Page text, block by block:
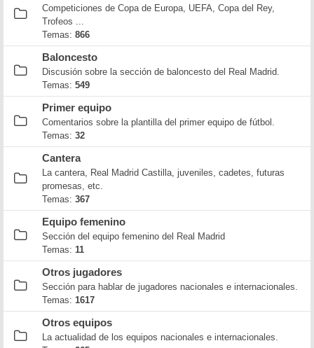
Competiciones de Copa de Europa, UEFA, Copa del Rey,
Trofeos ...
Temas: 866
Baloncesto
Discusión sobre la sección de baloncesto del Real Madrid.
Temas: 549
Primer equipo
Comentarios sobre la plantilla del primer equipo de fútbol.
Temas: 32
Cantera
La cantera, Real Madrid Castilla, juveniles, cadetes, futuras
promesas, etc.
Temas: 367
Equipo femenino
Sección del equipo femenino del Real Madrid
Temas: 11
Otros jugadores
Sección para hablar de jugadores nacionales e internacionales.
Temas: 1617
Otros equipos
La actualidad de los equipos nacionales e internacionales.